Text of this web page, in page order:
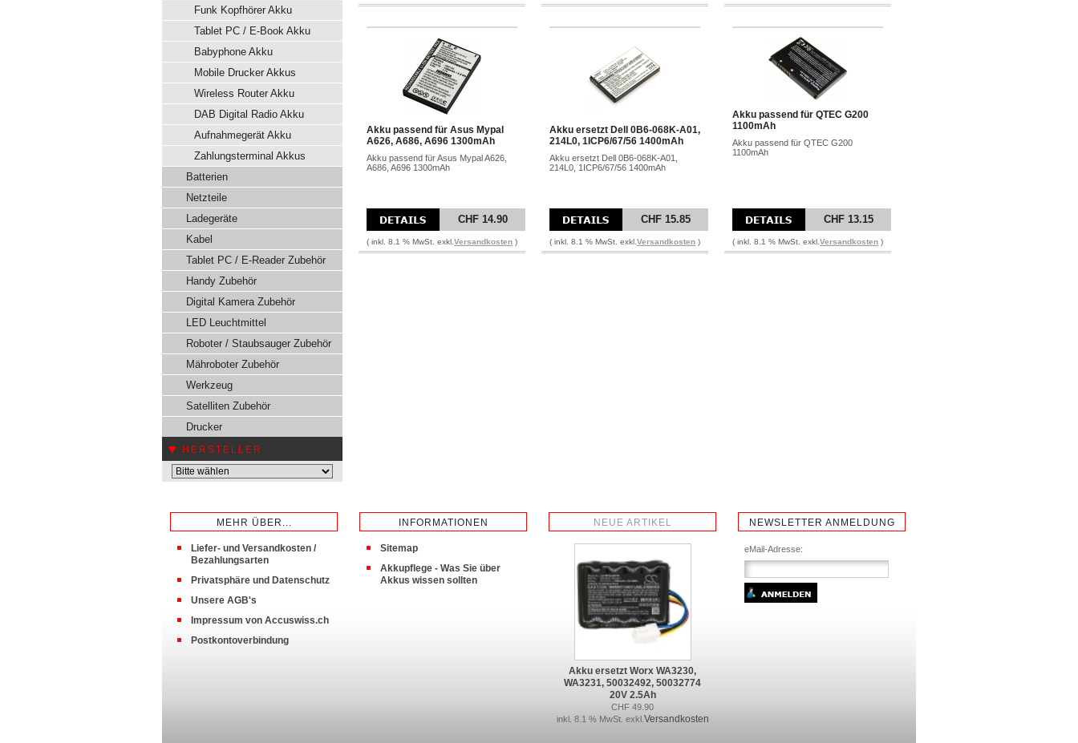
Funk Kopfhörer Akku
Tablet PC / E-Book Akku
Babyphone Akku
Mobile Drucker Akkus
Wireless Router Akku
DAB Digital Radio Akku
Aufnahmegerät Akku
Zahlungsterminal Akkus
Batterien
Netzteile
Ladegeräte
Kabel
Tablet PC / E-Reader Zubehör
Handy Zubehör
Digital Kamera Zubehör
LED Leuchtmittel
Roboter / Staubsauger Zubehör
Mähroboter Zubehör
Werkzeug
Satelliten Zubehör
Drucker
HERSTELLER
Akku passend für Asus Mypal
A626, A686, A696 1300mAh
Akku passend für Asus Mypal A626,
A686, A696 1300mAh
CHF 14.90
( inkl. 8.1 % MwSt. exkl. Versandkosten )
Akku ersetzt Dell 0B6-068K-A01,
214L0, 1ICP6/67/56 1400mAh
Akku ersetzt Dell 0B6-068K-A01,
214L0, 1ICP6/67/56 1400mAh
CHF 15.85
( inkl. 8.1 % MwSt. exkl. Versandkosten )
Akku passend für QTEC G200
1100mAh
Akku passend für QTEC G200
1100mAh
CHF 13.15
( inkl. 8.1 % MwSt. exkl. Versandkosten )
MEHR ÜBER...
Liefer- und Versandkosten /
Bezahlungsarten
Privatsphäre und Datenschutz
Unsere AGB's
Impressum von Accuswiss.ch
Postkontoverbindung
INFORMATIONEN
Sitemap
Akkupflege - Was Sie über
Akkus wissen sollten
NEUE ARTIKEL
Akku ersetzt Worx WA3230,
WA3231, 50032492, 50032774
20V 2.5Ah
CHF 49.90
inkl. 8.1 % MwSt. exkl. Versandkosten
NEWSLETTER ANMELDUNG
eMail-Adresse: